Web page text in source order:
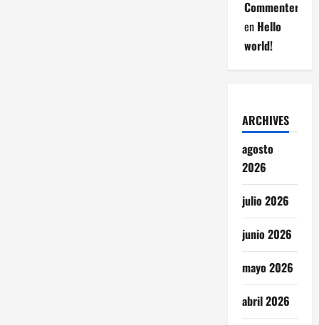
Commenter
en Hello
world!
ARCHIVES
agosto
2026
julio 2026
junio 2026
mayo 2026
abril 2026